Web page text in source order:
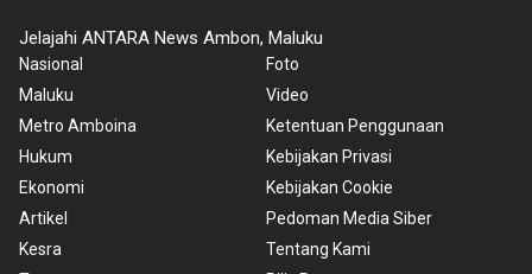
Jelajahi ANTARA News Ambon, Maluku
Nasional
Maluku
Metro Amboina
Hukum
Ekonomi
Artikel
Kesra
Foto
Video
Ketentuan Penggunaan
Kebijakan Privasi
Kebijakan Cookie
Pedoman Media Siber
Tentang Kami